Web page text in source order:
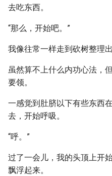
去吃东西。
“那么，开始吧。”
我像往常一样走到砍树整理
虽然算不上什么内功心法，
要领。
一感觉到肚脐以下有些东西
去，开始呼吸。
“呼。”
过了一会儿，我的头顶上开
飘浮起来。